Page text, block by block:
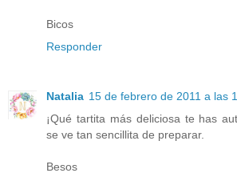
Bicos
Responder
Natalia 15 de febrero de 2011 a las
¡Qué tartita más deliciosa te has
se ve tan sencillita de preparar.
Besos